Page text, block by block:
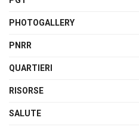
PHOTOGALLERY
PNRR
QUARTIERI
RISORSE
SALUTE